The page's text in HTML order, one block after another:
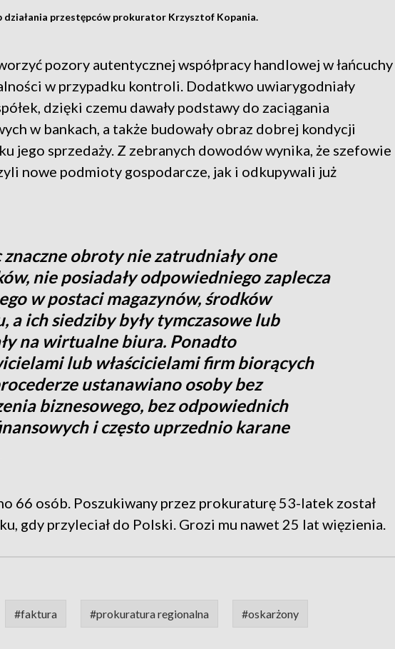
działania przestępców prokurator Krzysztof Kopania.
pozory autentycznej współpracy handlowej w łańcuchy
w przypadku kontroli. Dodatkwo uwiarygodniały
dzięki czemu dawały podstawy do zaciągania
w bankach, a także budowały obraz dobrej kondycji
jego sprzedaży. Z zebranych dowodów wynika, że szefowie
nowe podmioty gospodarcze, jak i odkupywali już
znaczne obroty nie zatrudniały one
nie posiadały odpowiedniego zaplecza
w postaci magazynów, środków
a ich siedziby były tymczasowe lub
na wirtualne biura. Ponadto
lub właścicielami firm biorących
ustanawiano osoby bez
biznesowego, bez odpowiednich
i często uprzednio karane
66 osób. Poszukiwany przez prokuraturę 53-latek został
gdy przyleciał do Polski. Grozi mu nawet 25 lat więzienia.
#faktura #prokuratura regionalna #oskarżony